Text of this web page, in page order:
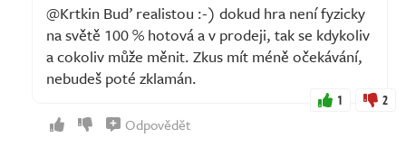
@Krtkin Buď realistou :-) dokud hra není fyzicky
na světě 100 % hotová a v prodeji, tak se kdykoliv
a cokoliv může měnit. Zkus mít méně očekávání,
nebudeš poté zklamán.
1 2
Odpovědět